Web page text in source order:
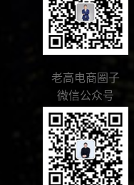
老高电商圈子
微信公众号